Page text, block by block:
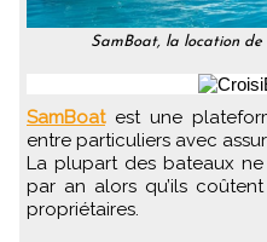
SamBoat, la location
SamBoatest une
entre particuliers avec
La plupart des bateaux
par an alors qu’ils
propriétaires.